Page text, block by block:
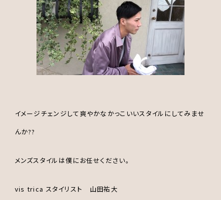
イメージチェンジして爽やかなかっこいいスタイルにしてみませ
んか??
メンズスタイルは僕にお任せください。
vis trica スタイリスト 山田祐大